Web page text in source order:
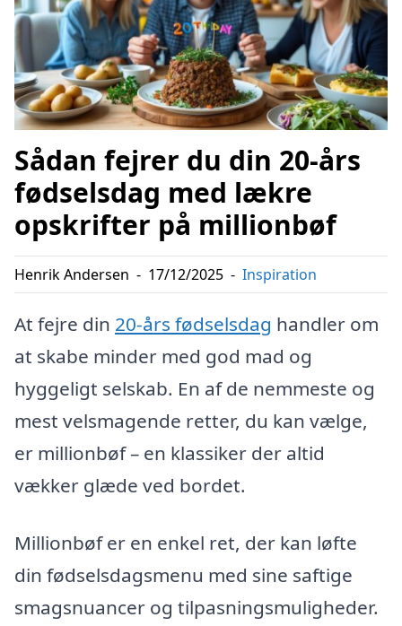
Sådan fejrer du din 20-års
fødselsdag med lækre
opskrifter på millionbøf
Henrik Andersen - 17/12/2025 - Inspiration
At fejre din 20-års fødselsdag handler om
at skabe minder med god mad og
hyggeligt selskab. En af de nemmeste og
mest velsmagende retter, du kan vælge,
er millionbøf – en klassiker der altid
vækker glæde ved bordet.
Millionbøf er en enkel ret, der kan løfte
din fødselsdagsmenu med sine saftige
smagsnuancer og tilpasningsmuligheder.